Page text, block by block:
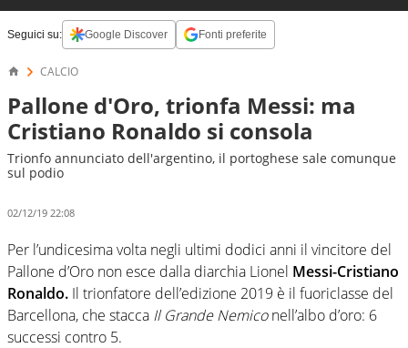
Seguici su: Google Discover Fonti preferite
CALCIO
Pallone d'Oro, trionfa Messi: ma
Cristiano Ronaldo si consola
Trionfo annunciato dell'argentino, il portoghese sale comunque
sul podio
02/12/19 22:08
Per l’undicesima volta negli ultimi dodici anni il vincitore del
Pallone d’Oro non esce dalla diarchia Lionel Messi-Cristiano
Ronaldo. Il trionfatore dell’edizione 2019 è il fuoriclasse del
Barcellona, che stacca Il Grande Nemiconell’albo d’oro: 6
successi contro 5.